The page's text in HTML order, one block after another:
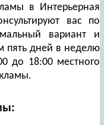
в Интерьерная
вас по
вариант и
пять дней в неделю
до 18:00 местного